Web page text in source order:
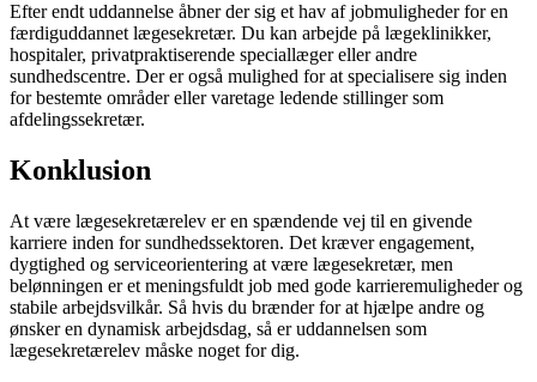
Efter endt uddannelse åbner der sig et hav af jobmuligheder for en
færdiguddannet lægesekretær. Du kan arbejde på lægeklinikker,
hospitaler, privatpraktiserende speciallæger eller andre
sundhedscentre. Der er også mulighed for at specialisere sig inden
for bestemte områder eller varetage ledende stillinger som
afdelingssekretær.
Konklusion
At være lægesekretærelev er en spændende vej til en givende
karriere inden for sundhedssektoren. Det kræver engagement,
dygtighed og serviceorientering at være lægesekretær, men
belønningen er et meningsfuldt job med gode karrieremuligheder og
stabile arbejdsvilkår. Så hvis du brænder for at hjælpe andre og
ønsker en dynamisk arbejdsdag, så er uddannelsen som
lægesekretærelev måske noget for dig.